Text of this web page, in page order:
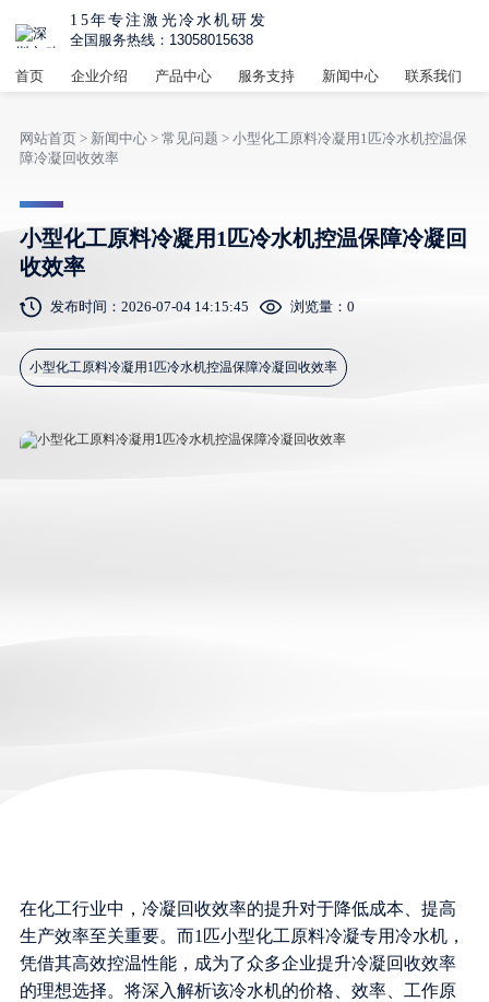
15年专注激光冷水机研发
全国服务热线：13058015638
首页 企业介绍 产品中心 服务支持 新闻中心 联系我们
网站首页> 新闻中心> 常见问题 > 小型化工原料冷凝用1匹冷水机控温保
障冷凝回收效率
小型化工原料冷凝用1匹冷水机控温保障冷凝回
收效率
发布时间：2026-07-04 14:15:45 浏览量： 0
小型化工原料冷凝用1匹冷水机控温保障冷凝回收效率
在化工行业中，冷凝回收效率的提升对于降低成本、提高
生产效率至关重要。而1匹小型化工原料冷凝专用冷水机，
凭借其高效控温性能，成为了众多企业提升冷凝回收效率
的理想选择。将深入解析该冷水机的价格、效率、工作原